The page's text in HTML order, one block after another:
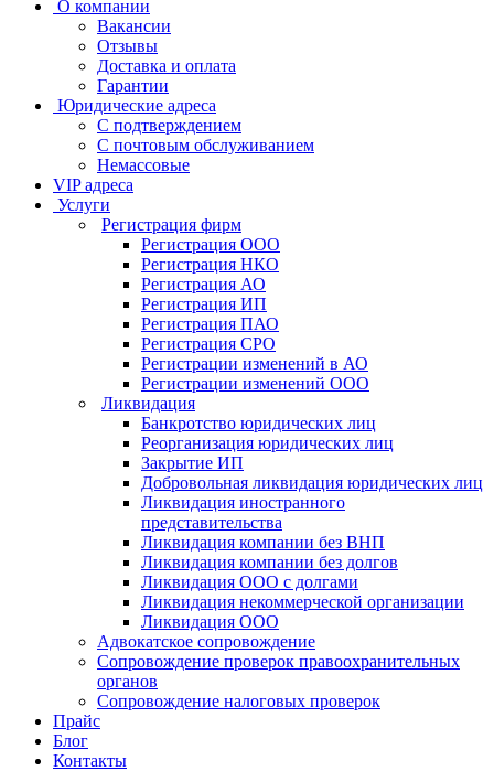
О компании
Вакансии
Отзывы
Доставка и оплата
Гарантии
Юридические адреса
С подтверждением
С почтовым обслуживанием
Немассовые
VIP адреса
Услуги
Регистрация фирм
Регистрация OOO
Регистрация НКО
Регистрация АО
Регистрация ИП
Регистрация ПАО
Регистрация СРО
Регистрации изменений в АО
Регистрации изменений ООО
Ликвидация
Банкротство юридических лиц
Реорганизация юридических лиц
Закрытие ИП
Добровольная ликвидация юридических лиц
Ликвидация иностранного
представительства
Ликвидация компании без ВНП
Ликвидация компании без долгов
Ликвидация ООО с долгами
Ликвидация некоммерческой организации
Ликвидация ООО
Адвокатское сопровождение
Сопровождение проверок правоохранительных
органов
Сопровождение налоговых проверок
Прайс
Блог
Контакты